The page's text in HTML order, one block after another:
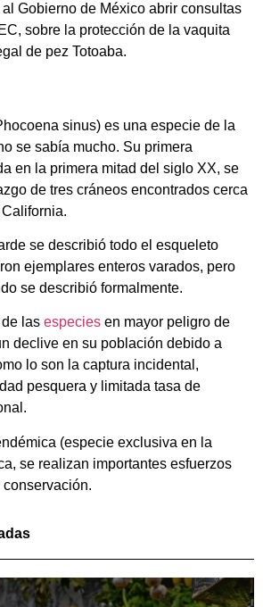
Gobierno de México abrir consultas
sobre la protección de la vaquita
de pez Totoaba.
sinus) es una especie de la
se sabía mucho. Su primera
en la primera mitad del siglo XX, se
de tres cráneos encontrados cerca
se describió todo el esqueleto
ejemplares enteros varados, pero
se describió formalmente.
las especies en mayor peligro de
declive en su población debido a
lo son la captura incidental,
pesquera y limitada tasa de
(especie exclusiva en la
se realizan importantes esfuerzos